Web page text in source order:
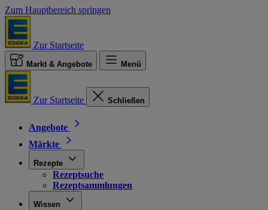
Zum Hauptbereich springen
Zur Startseite
Markt & Angebote Menü
Zur Startseite Schließen
Angebote
Märkte
Rezepte
Rezeptsuche
Rezeptsammlungen
Wissen